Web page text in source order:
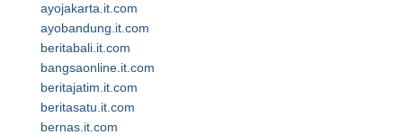
ayojakarta.it.com
ayobandung.it.com
beritabali.it.com
bangsaonline.it.com
beritajatim.it.com
beritasatu.it.com
bernas.it.com